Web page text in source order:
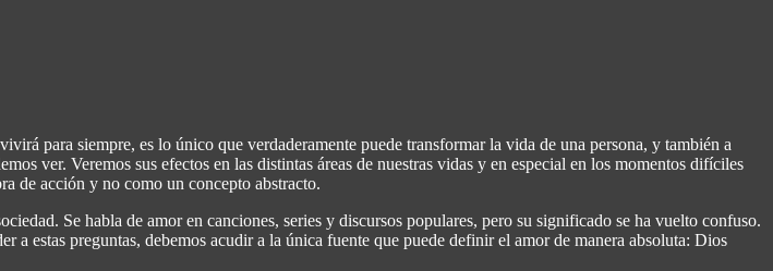
para siempre, es lo único que verdaderamente puede transformar la vida de una persona, y también a
ver. Veremos sus efectos en las distintas áreas de nuestras vidas y en especial en los momentos difíciles
de acción y no como un concepto abstracto.
Se habla de amor en canciones, series y discursos populares, pero su significado se ha vuelto confuso.
estas preguntas, debemos acudir a la única fuente que puede definir el amor de manera absoluta: Dios